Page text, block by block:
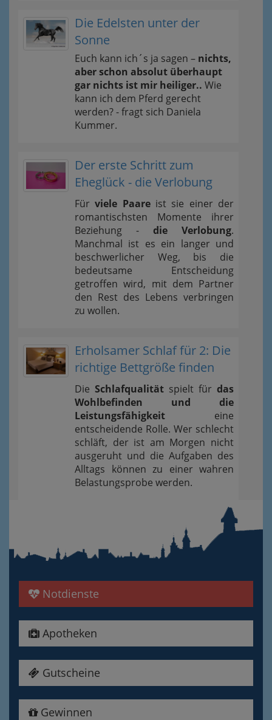
Die Edelsten unter der
Sonne
Euch kann ich´s ja sagen – nichts,
aber schon absolut überhaupt
gar nichts ist mir heiliger.. Wie
kann ich dem Pferd gerecht
werden? - fragt sich Daniela
Kummer.
Der erste Schritt zum
Eheglück - die Verlobung
Fürviele Paareist sie einer der
romantischsten Momente ihrer
Beziehung - die Verlobung.
Manchmal ist es ein langer und
beschwerlicher Weg, bis die
bedeutsame Entscheidung
getroffen wird, mit dem Partner
den Rest des Lebens verbringen
zu wollen.
Erholsamer Schlaf für 2: Die
richtige Bettgröße finden
Die Schlafqualität spielt für das
Wohlbefinden und die
Leistungsfähigkeit eine
entscheidende Rolle. Wer schlecht
schläft, der ist am Morgen nicht
ausgeruht und die Aufgaben des
Alltags können zu einer wahren
Belastungsprobe werden.
Notdienste
Apotheken
Gutscheine
Gewinnen